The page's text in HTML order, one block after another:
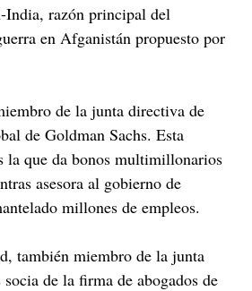
India, razón principal del
en Afganistán propuesto por
de la junta directiva de
de Goldman Sachs. Esta
la que da bonos multimillonarios
asesora al gobierno de
millones de empleos.
también miembro de la junta
de la firma de abogados de